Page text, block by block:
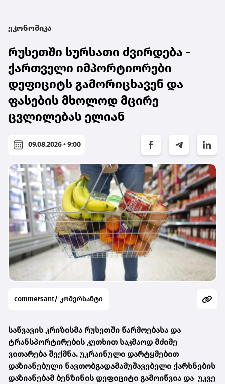
ეკონომიკა
რუსეთში სურსათი ძვირდება -
ქართველი იმპორტიორები
დეფიციტს გამორიცხავენ და
ფასების მხოლოდ მცირე
ცვლილებას ელიან
09.08.2026 • 9:00
commersant/ კომერსანტი
საწვავის კრიზისმა რუსეთში წარმოებასა და
ტრანსპორტირების კუთხით საკმაოდ მძიმე
ვითარება შექმნა. უკრაინული დარტყმებით
დაზიანებული ნავთობგადამამუშავებელი ქარხნების
დაზიანებამ ბენზინის დეფიციტი გამოიწვია და უკვე